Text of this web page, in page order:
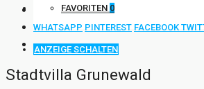
FAVORITEN 0
ANZEIGE SCHALTEN
WHATSAPP PINTEREST FACEBOOK
Stadtvilla Grunewald